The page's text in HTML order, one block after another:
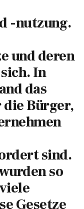
-nutzung.
und deren
In
das
die Bürger,
sind.
so
Gesetze